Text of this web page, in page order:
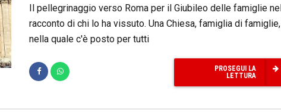
Il pellegrinaggio verso Roma per il Giubileo delle famiglie nel
racconto di chi lo ha vissuto. Una Chiesa, famiglia di famiglie,
nella quale c'è posto per tutti
PROSEGUI LA
LETTURA